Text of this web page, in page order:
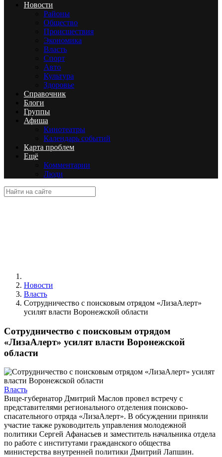
Новости
Районы
Общество
Происшествия
Экономика
Власть
Спорт
Авто
Культура
Здоровье
Справочник
Блоги
Группы
Афиша
Кинотеатры
Календарь событий
Карта проблем
Ещё
Комментарии
Люди
Новости
Власть
Сотрудничество с поисковым отрядом «ЛизаАлерт»
усилят власти Воронежской области
Сотрудничество с поисковым отрядом
«ЛизаАлерт» усилят власти Воронежской
области
Власть
Вице-губернатор Дмитрий Маслов провел встречу с
представителями регионального отделения поисково-
спасательного отряда «ЛизаАлерт». В обсуждении приняли
участие также руководитель управления молодежной
политики Сергей Афанасьев и заместитель начальника отдела
по работе с институтами гражданского общества
министерства внутренней политики Дмитрий Лапшин.